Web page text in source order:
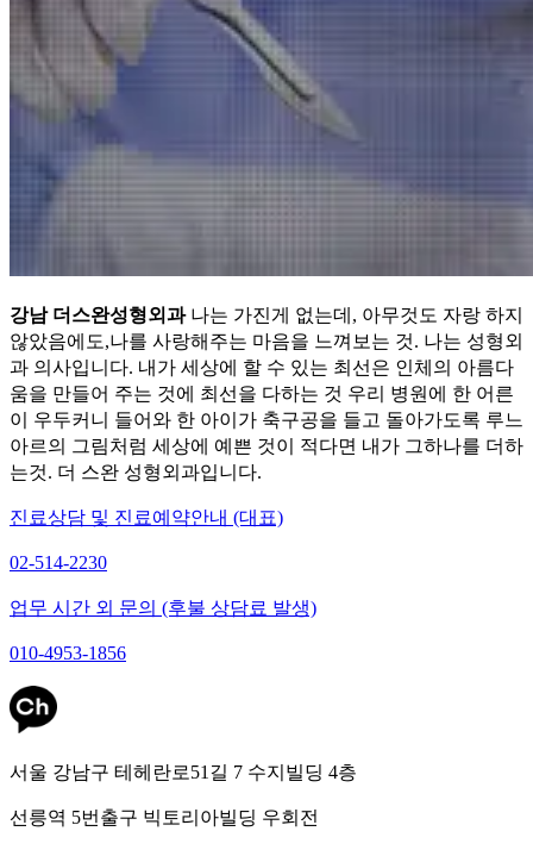
강남 더스완성형외과 나는 가진게 없는데, 아무것도 자랑 하지
않았음에도,나를 사랑해주는 마음을 느껴보는 것. 나는 성형외
과 의사입니다. 내가 세상에 할 수 있는 최선은 인체의 아름다
움을 만들어 주는 것에 최선을 다하는 것 우리 병원에 한 어른
이 우두커니 들어와 한 아이가 축구공을 들고 돌아가도록 루느
아르의 그림처럼 세상에 예쁜 것이 적다면 내가 그하나를 더하
는것. 더 스완 성형외과입니다.
진료상담 및 진료예약안내 (대표)
02-514-2230
업무 시간 외 문의 (후불 상담료 발생)
010-4953-1856
서울 강남구 테헤란로51길 7 수지빌딩 4층
선릉역 5번출구 빅토리아빌딩 우회전